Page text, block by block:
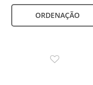
ORDENAÇÃO